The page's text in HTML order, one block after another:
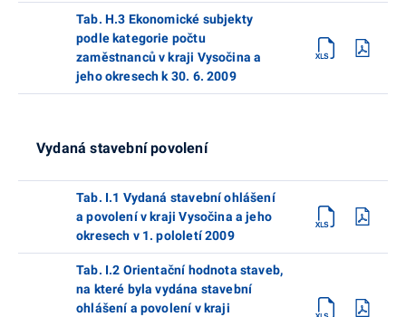
Tab. H.3 Ekonomické subjekty
podle kategorie počtu
zaměstnanců v kraji Vysočina a
jeho okresech k 30. 6. 2009
Vydaná stavební povolení
Tab. I.1 Vydaná stavební ohlášení
a povolení v kraji Vysočina a jeho
okresech v 1. pololetí 2009
Tab. I.2 Orientační hodnota staveb,
na které byla vydána stavební
ohlášení a povolení v kraji